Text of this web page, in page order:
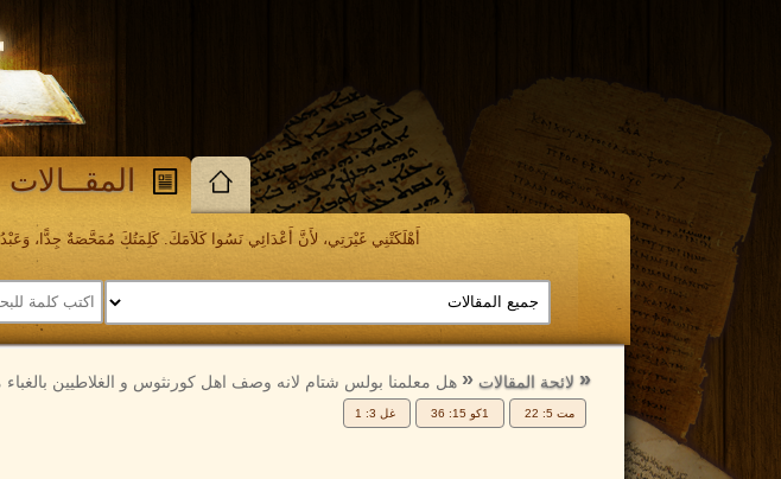
المقــالات
أَهْلَكَتْنِي غَيْرَتِي، لأَنَّ أَعْدَائِي نَسُوا كَلاَمَكَ. كَلِمَتُكَ مُمَحَّصَةٌ جِدًّا، وَعَبْدُكَ
الرجوع
إلىلائحة المقالات
الرجوع
إلىهل معلمنا بولس شتام لانه وصف اهل كورنثوس و الغلاطيين بالغباء متي 5: 22 و 1 كو 15: 36 و
مت 5: 22 غل 3: 1